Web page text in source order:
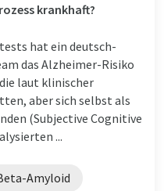
krankhaft?
hat ein deutsch-
das Alzheimer-Risiko
laut klinischer
aber sich selbst als
(Subjective Cognitive
...
Amyloid